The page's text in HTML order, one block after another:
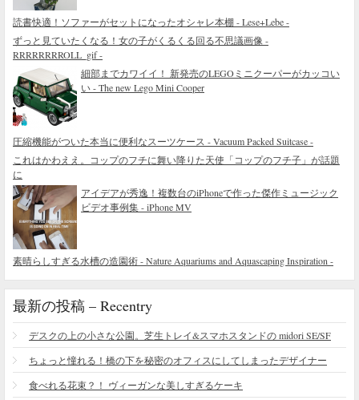
読書快適！ソファーがセットになったオシャレ本棚 - Lese+Lebe -
ずっと見ていたくなる！女の子がくるくる回る不思議画像 -
RRRRRRRROLL_gif -
細部までカワイイ！ 新発売のLEGOミニクーパーがカッコい
い - The new Lego Mini Cooper
圧縮機能がついた本当に便利なスーツケース - Vacuum Packed Suitcase -
これはかわええ。コップのフチに舞い降りた天使「コップのフチ子」が話題
に
アイデアが秀逸！複数台のiPhoneで作った傑作ミュージック
ビデオ事例集 - iPhone MV
素晴らしすぎる水槽の造園術 - Nature Aquariums and Aquascaping Inspiration -
最新の投稿 – Recentry
デスクの上の小さな公園。芝生トレイ&スマホスタンドの midori SE/SF
ちょっと憧れる！橋の下を秘密のオフィスにしてしまったデザイナー
食べれる花束？！ ヴィーガンな美しすぎるケーキ